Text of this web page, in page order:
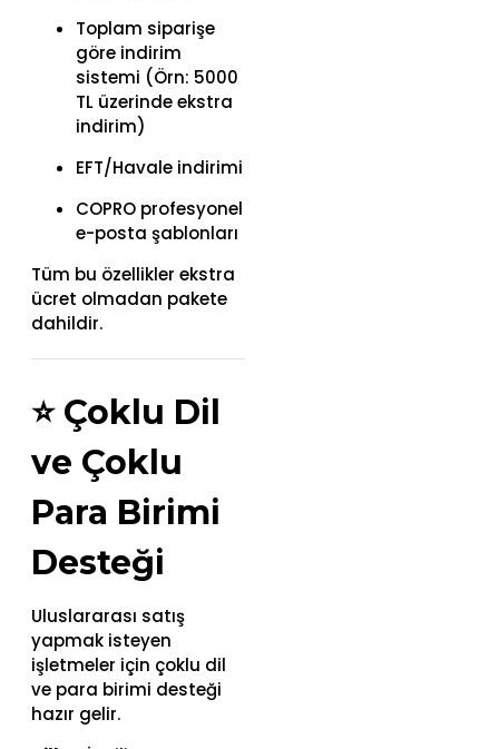
Toplam siparişe
göre indirim
sistemi (Örn: 5000
TL üzerinde ekstra
indirim)
EFT/Havale indirimi
COPRO profesyonel
e-posta şablonları
Tüm bu özellikler ekstra
ücret olmadan pakete
dahildir.
⭐ Çoklu Dil
ve Çoklu
Para Birimi
Desteği
Uluslararası satış
yapmak isteyen
işletmeler için çoklu dil
ve para birimi desteği
hazır gelir.